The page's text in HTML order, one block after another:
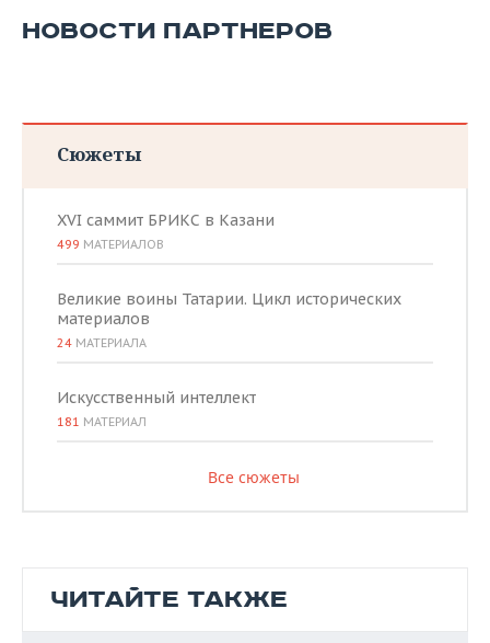
НОВОСТИ ПАРТНЕРОВ
Сюжеты
XVI саммит БРИКС в Казани
499 МАТЕРИАЛОВ
Великие воины Татарии. Цикл исторических
материалов
24 МАТЕРИАЛА
Искусственный интеллект
181 МАТЕРИАЛ
Все сюжеты
ЧИТАЙТЕ ТАКЖЕ